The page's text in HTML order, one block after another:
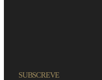
SUBSCREVE